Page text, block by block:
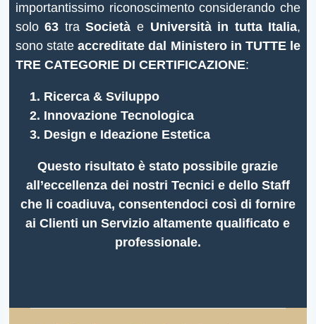
importantissimo riconoscimento considerando che
solo63 traSocietà e Università in tutta Italia,
sono stateaccreditate dal Ministero in TUTTE le
TRE CATEGORIE DI CERTIFICAZIONE:
Ricerca & Sviluppo
Innovazione Tecnologica
Design e Ideazione Estetica
Questo risultato è stato possibile grazie
all’eccellenza dei nostri Tecnici e dello Staff
che li coadiuva, consentendoci così di fornire
ai Clienti un Servizio altamente qualificato e
professionale.